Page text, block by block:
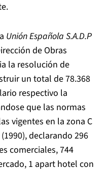
Unión Española S.A.D.P
de Obras
la resolución de
un total de 78.368
respectivo la
que las normas
vigentes en la zona C
declarando 296
comerciales, 744
1 apart hotel con